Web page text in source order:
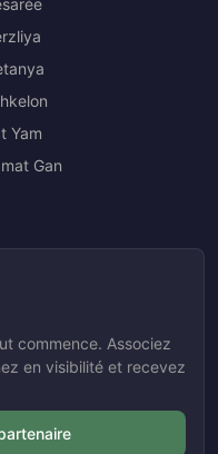
Yam
Gan
commence. Associez
en visibilité et recevez